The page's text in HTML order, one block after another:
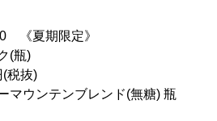
夏期限定》
瓶)
(税抜)
ンテンブレンド(無糖) 瓶